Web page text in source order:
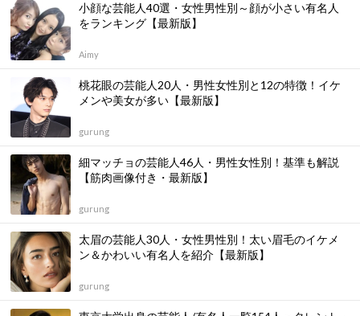
小顔な芸能人40選・女性男性別～顔が小さい有名人
をランキング【最新版】
Aimy
桃花眼の芸能人20人・男性女性別と12の特徴！イケ
メンや美女が多い【最新版】
gurung
細マッチョの芸能人46人・男性女性別！基準も解説
【筋肉画像付き・最新版】
gurung
太眉の芸能人30人・女性男性別！太い眉毛のイケメ
ン＆かわいい有名人を紹介【最新版】
gurung